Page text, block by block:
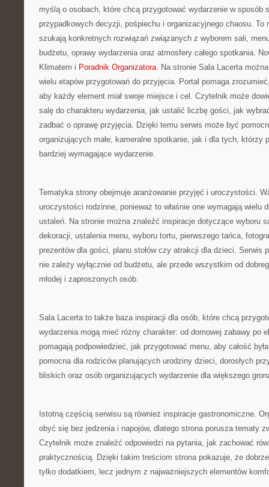
myślą o osobach, które chcą przygotować wydarzenie w sposób
przypadkowych decyzji, pośpiechu i organizacyjnego chaosu.
szukają konkretnych rozwiązań związanych z wyborem sali,
budżetu, oprawy wydarzenia oraz atmosfery całego spotkania.
Klimatem i Poradnik Organizatora. Na stronie Sala Lacerta
wielu etapów przygotowań do przyjęcia. Portal pomaga
aby każdy element miał swoje miejsce i cel. Czytelnik może
salę do charakteru wydarzenia, jak ustalić liczbę gości, jak
zadbać o oprawę przyjęcia. Dzięki temu serwis może być
organizujących małe, kameralne spotkanie, jak i dla tych, którzy
bardziej wymagające wydarzenie.
Tematyka strony obejmuje aranżowanie przyjęć i uroczystości.
uroczystości rodzinne, ponieważ to właśnie one wymagają wielu
ustaleń. Na stronie można znaleźć inspiracje dotyczące wyboru
dekoracji, ustalenia menu, wyboru tortu, pierwszego tańca,
prezentów dla gości, planu stołów czy atrakcji dla dzieci. Serwis
nie zależy wyłącznie od budżetu, ale przede wszystkim od
młodej i zaproszonych osób.
Sala Lacerta to także baza inspiracji dla osób, które chcą
wydarzenia mogą mieć różny charakter: od domowej zabawy po
pomagają podpowiedzieć, jak przygotować menu, aby całość
pomocna dla rodziców planujących urodziny dzieci, dorosłych
bliskich oraz osób organizujących wydarzenie dla większego
Istotną częścią serwisu są również inspiracje gastronomiczne.
obyć się bez jedzenia i napojów, dlatego strona porusza tematy
Czytelnik może znaleźć odpowiedzi na pytania, jak zachować
praktycznością. Dzięki takim treściom strona pokazuje, że
tylko dodatkiem, lecz jednym z najważniejszych elementów